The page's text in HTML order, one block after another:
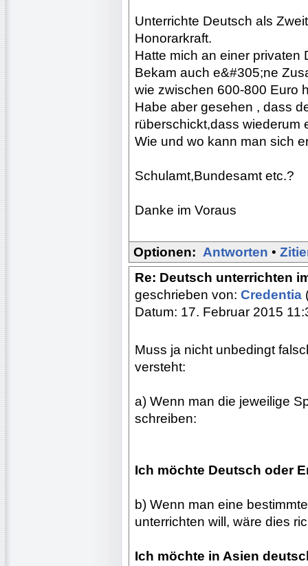
Unterrichte Deutsch als
Honorarkraft.
Hatte mich an einer privaten
Bekam auch e&#305;ne
wie zwischen 600-800 Euro
Habe aber gesehen , dass
rüberschickt,dass wiederum
Wie und wo kann man sich
Schulamt,Bundesamt etc.?
Danke im Voraus
Optionen: Antworten •
Re: Deutsch unterrichten
geschrieben von: Credentia
Datum: 17. Februar 2015
Muss ja nicht unbedingt
versteht:
a) Wenn man die jeweilige
schreiben:
Ich möchte Deutsch oder
b) Wenn man eine
unterrichten will, wäre dies
Ich möchte in Asien